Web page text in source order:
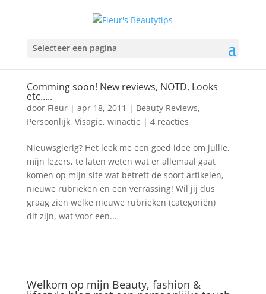
Selecteer een pagina
Comming soon! New reviews, NOTD, Looks
etc…..
door Fleur| apr 18, 2011 | Beauty Reviews,
Persoonlijk, Visagie, winactie | 4 reacties
Nieuwsgierig? Het leek me een goed idee om jullie,
mijn lezers, te laten weten wat er allemaal gaat
komen op mijn site wat betreft de soort artikelen,
nieuwe rubrieken en een verrassing! Wil jij dus
graag zien welke nieuwe rubrieken (categoriën)
dit zijn, wat voor een...
Welkom op mijn Beauty, fashion &